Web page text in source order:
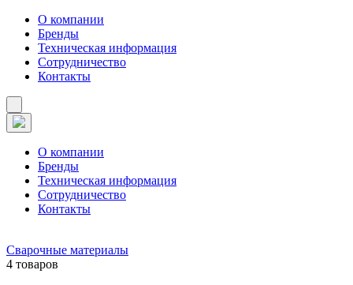
О компании
Бренды
Техническая информация
Сотрудничество
Контакты
О компании
Бренды
Техническая информация
Сотрудничество
Контакты
Сварочные материалы
4 товаров